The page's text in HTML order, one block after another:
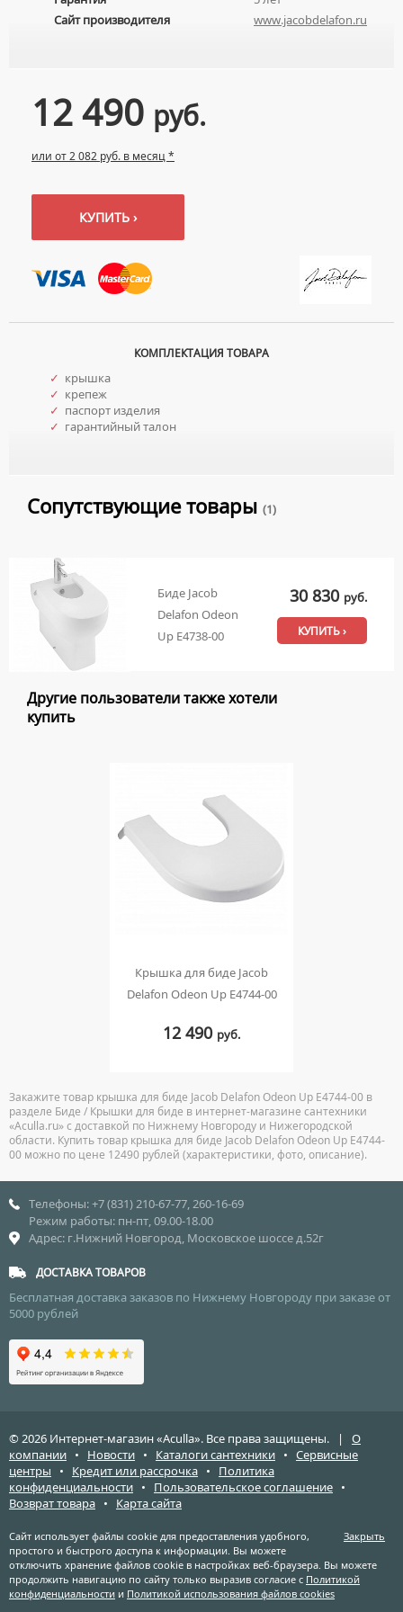
Сайт производителя
www.jacobdelafon.ru
12 490 руб.
или от 2 082 руб. в месяц *
КУПИТЬ ›
КОМПЛЕКТАЦИЯ ТОВАРА
✓ крышка
✓ крепеж
✓ паспорт изделия
✓ гарантийный талон
Сопутствующие товары (1)
Биде Jacob
Delafon Odeon
Up E4738-00
30 830 руб.
КУПИТЬ ›
Другие пользователи также хотели
купить
Крышка для биде Jacob
Delafon Odeon Up E4744-00
12 490 руб.
Закажите товар крышка для биде Jacob Delafon Odeon Up E4744-00 в
разделе Биде / Крышки для биде в интернет-магазине сантехники
«Aculla.ru» с доставкой по Нижнему Новгороду и Нижегородской
области. Купить товар крышка для биде Jacob Delafon Odeon Up E4744-
00 можно по цене 12490 рублей (характеристики, фото, описание).
УМЫВАЛЬНИКИ С ПЬЕДЕСТАЛАМИ
КОМПЛЕКТУЮЩИЕ ДЛЯ УНИТАЗОВ
Телефоны: +7 (831) 210-67-77, 260-16-69
Режим работы: пн-пт, 09.00-18.00
Адрес: г.Нижний Новгород, Московское шоссе д.52г
ДОСТАВКА ТОВАРОВ
Бесплатная доставка заказов по Нижнему Новгороду при заказе от
5000 рублей
© 2026 Интернет-магазин «Aculla». Все права защищены. | О
компании • Новости • Каталоги сантехники • Сервисные
центры • Кредит или рассрочка • Политика
конфиденциальности • Пользовательское соглашение •
Возврат товара • Карта сайта
Закрыть
Сайт использует файлы cookie для предоставления удобного,
простого и быстрого доступа к информации. Вы можете
отключить хранение файлов cookie в настройках веб-браузера. Вы можете
продолжить навигацию по сайту только выразив согласие с Политикой
конфиденциальности и Политикой использования файлов cookies